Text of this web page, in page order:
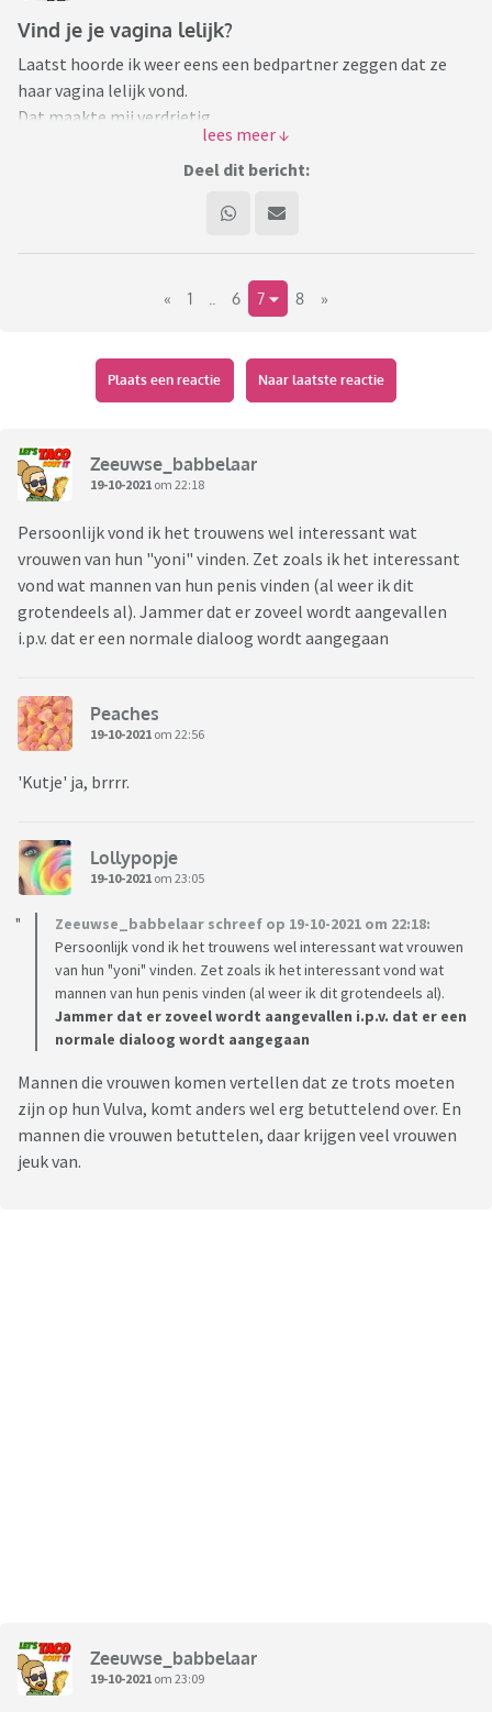
Vind je je vagina lelijk?
Laatst hoorde ik weer eens een bedpartner zeggen dat ze
haar vagina lelijk vond.
Dat maakte mij verdrietig.
Voor alle vrouwen die onzeker zijn over hoe een vagina "er uit
opereren, zeg ik het volgende.
Alle vagina's (of eigenlijk vulva's, want dat is het buitenste
zichtbare deel van de vagina), die ik in mijn 40 seksueel
actieve jaren gezien heb, zien er anders uit. Allemaal. Er
lijkt zo bedoeld dat ze er verschillend uitzien. En ik vind ze
allemaal even mooi en woest aantrekkelijk. Oprecht.
een mannen-onder-elkaar-gesprek heb ik nog nooit(!) een
man horen zeggen dat zijn bedpartner een lelijke kut
Dus tijdens al die BBQ's, sportkantinegesprekken,
kroegentochten, brallerige studentenfeesten,
vrijgezellenavonden, bedrijfskantines met werkmannen-in-
overal, na-de-beurs-afzakkers met dronken zakenmannen-
nooit iets gehoord over een lelijke yoni...nog...nooit...never!
Lets-make-her-vulva-beautiful-again. Help me.
Deel dit bericht:
« 1 6 7 8 »
Plaats een reactie Naar laatste reactie
Zeeuwse_babbelaar
19-10-2021 om 22:18
Persoonlijk vond ik het trouwens wel interessant wat
vrouwen van hun "yoni" vinden. Zet zoals ik het interessant
vond wat mannen van hun penis vinden (al weer ik dit
grotendeels al). Jammer dat er zoveel wordt aangevallen
i.p.v. dat er een normale dialoog wordt aangegaan
Peaches
19-10-2021 om 22:56
'Kutje' ja, brrrr.
Lollypopje
19-10-2021 om 23:05
Zeeuwse_babbelaar schreef op 19-10-2021 om 22:18:
Persoonlijk vond ik het trouwens wel interessant wat vrouwen
van hun "yoni" vinden. Zet zoals ik het interessant vond wat
mannen van hun penis vinden (al weer ik dit grotendeels al).
Jammer dat er zoveel wordt aangevallen i.p.v. dat er een
normale dialoog wordt aangegaan
Mannen die vrouwen komen vertellen dat ze trots moeten
zijn op hun Vulva, komt anders wel erg betuttelend over. En
mannen die vrouwen betuttelen, daar krijgen veel vrouwen
jeuk van.
Zeeuwse_babbelaar
19-10-2021 om 23:09